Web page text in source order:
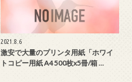
2021.8.6
激安で大量のプリンタ用紙「ホワイ
トコピー用紙 A4 500枚x5冊/箱 …